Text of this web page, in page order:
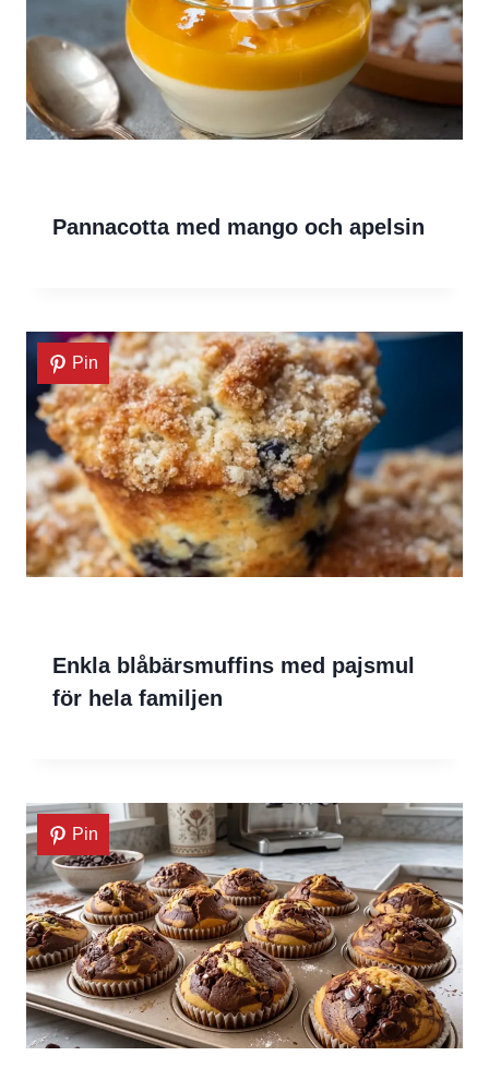
Pannacotta med mango och apelsin
Pin
Enkla blåbärsmuffins med pajsmul
för hela familjen
Pin